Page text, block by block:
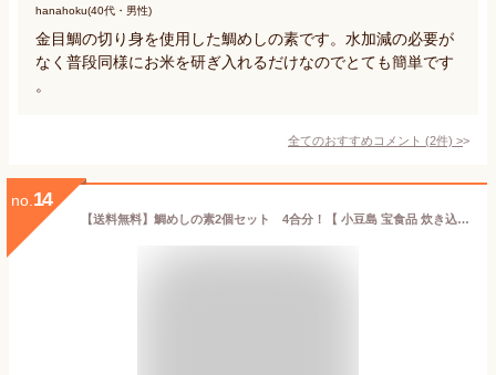
hanahoku(40代・男性)
金目鯛の切り身を使用した鯛めしの素です。水加減の必要が
なく普段同様にお米を研ぎ入れるだけなのでとても簡単です
。
全てのおすすめコメント (2件) >
no. 14
【送料無料】鯛めしの素2個セット 4合分！【 小豆島 宝食品 炊き込みご飯 釜めし 景品 賞品 イベント 】 【おうちごはん】